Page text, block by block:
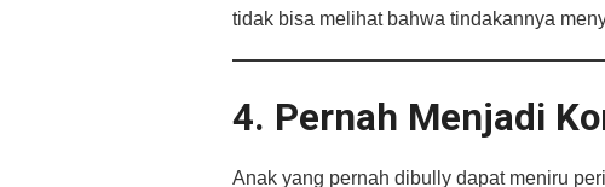
tidak bisa melihat bahwa tindakannya
4. Pernah Menjadi
Anak yang pernah dibully dapat meniru